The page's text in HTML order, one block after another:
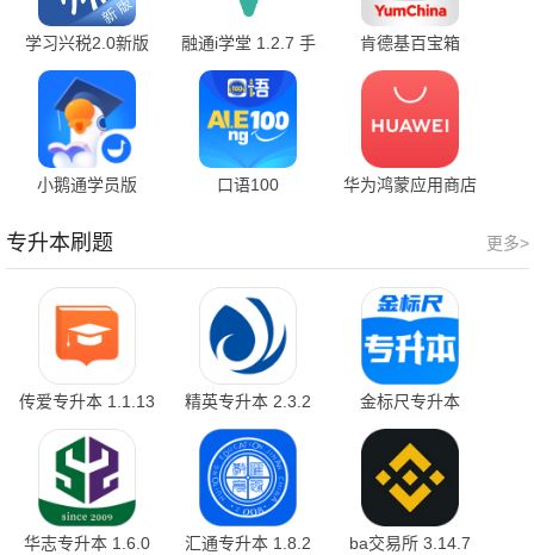
学习兴税2.0新版
2.0.3 官方版
融通i学堂 1.2.7 手
机版
肯德基百宝箱
2.7.9 官方版
小鹅通学员版
口语100
华为鸿蒙应用商店
更多>
专升本刷题
传爱专升本 1.1.13
最新版
精英专升本 2.3.2
官方版
金标尺专升本
3.0.0.12
华志专升本 1.6.0
汇通专升本 1.8.2
ba交易所 3.14.7